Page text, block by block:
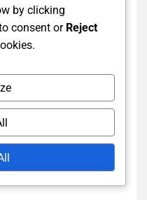
website in this
comment.
by clicking
consent or Reject